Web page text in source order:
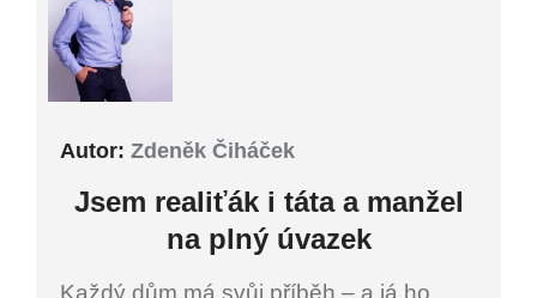
Autor: Zdeněk Čiháček
Jsem realiťák i táta a manžel
na plný úvazek
Každý dům má svůj příběh – a já ho